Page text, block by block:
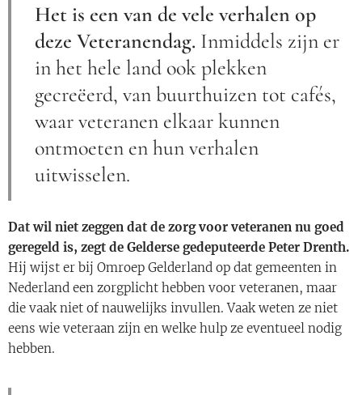
Het is een van de vele verhalen op
deze Veteranendag. Inmiddels zijn er
in het hele land ook plekken
gecreëerd, van buurthuizen tot cafés,
waar veteranen elkaar kunnen
ontmoeten en hun verhalen
uitwisselen.
Dat wil niet zeggen dat de zorg voor veteranen nu goed
geregeld is, zegt de Gelderse gedeputeerde Peter Drenth.
Hij wijst er bij Omroep Gelderland op dat gemeenten in
Nederland een zorgplicht hebben voor veteranen, maar
die vaak niet of nauwelijks invullen. Vaak weten ze niet
eens wie veteraan zijn en welke hulp ze eventueel nodig
hebben.